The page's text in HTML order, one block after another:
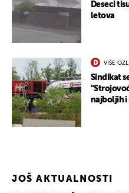
Deseci
letova
VIŠE
Sindikat
najboljih i
JOŠ AKTUALNOSTI